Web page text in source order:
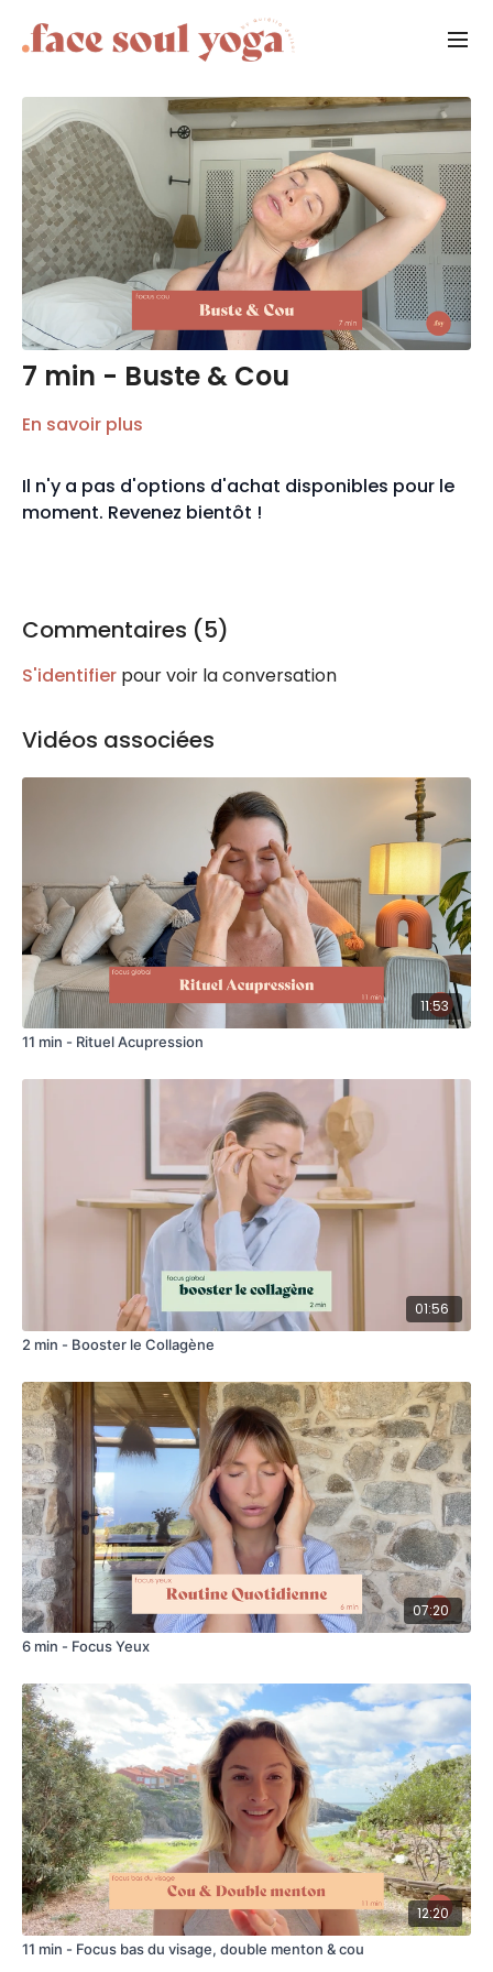
7 min - Buste & Cou
En savoir plus
Il n'y a pas d'options d'achat disponibles pour le
moment. Revenez bientôt !
Commentaires (5)
S'identifier pour voir la conversation
Vidéos associées
11:53
11 min - Rituel Acupression
01:56
2 min - Booster le Collagène
07:20
6 min - Focus Yeux
12:20
11 min - Focus bas du visage, double menton & cou